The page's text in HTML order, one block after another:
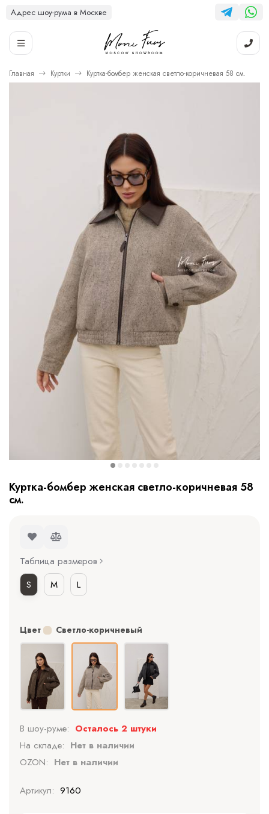
Адрес шоу-рума в Москве
Главная Куртки Куртка-бомбер женская светло-коричневая 58 см.
Куртка-бомбер женская светло-коричневая 58
см.
Таблица размеров
S
M L
Цвет Светло-коричневый
В шоу-руме: Осталось 2 штуки
На складе: Нет в наличии
OZON: Нет в наличии
Артикул: 9160